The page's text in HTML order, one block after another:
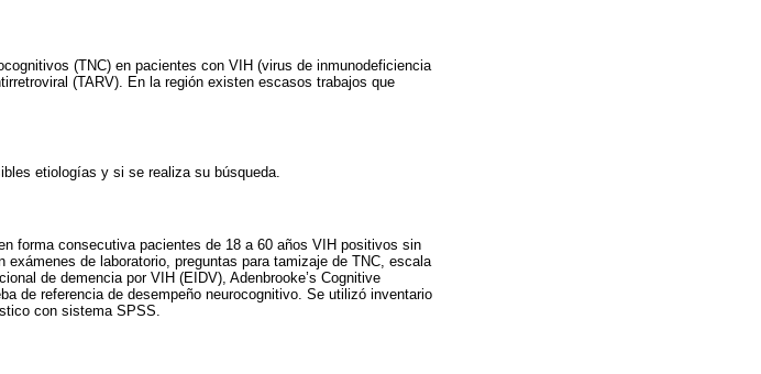
(TNC) en pacientes con VIH (virus de inmunodeficiencia
(TARV). En la región existen escasos trabajos que
etiologías y si se realiza su búsqueda.
forma consecutiva pacientes de 18 a 60 años VIH positivos sin
de laboratorio, preguntas para tamizaje de TNC, escala
de demencia por VIH (EIDV), Adenbrooke’s Cognitive
de referencia de desempeño neurocognitivo. Se utilizó inventario
con sistema SPSS.